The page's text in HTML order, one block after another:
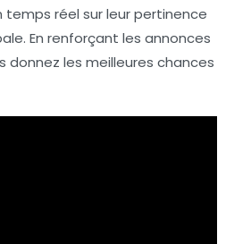
réel sur leur pertinence
En renforçant les annonces
donnez les meilleures chances